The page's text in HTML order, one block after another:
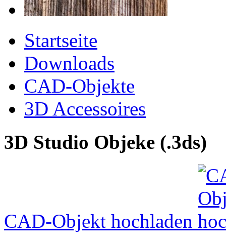
Startseite
Downloads
CAD-Objekte
3D Accessoires
3D Studio Objeke (.3ds)
CAD-Objekt hochladen